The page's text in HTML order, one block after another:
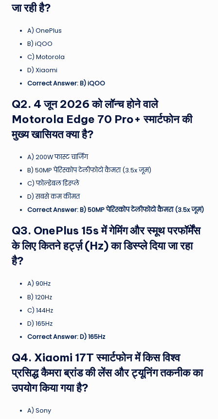
जा रही है?
A) OnePlus
B) iQOO
C) Motorola
D) Xiaomi
Correct Answer: B) iQOO
Q2. 4 जून 2026 को लॉन्च होने वाले
Motorola Edge 70 Pro+ स्मार्टफोन की
मुख्य खासियत क्या है?
A) 200W फास्ट चार्जिंग
B) 50MP पेरिस्कोप टेलीफोटो कैमरा (3.5x जूम)
C) फोल्डेबल डिस्प्ले
D) सबसे कम कीमत
Correct Answer: B) 50MP पेरिस्कोप टेलीफोटो कैमरा (3.5x जूम)
Q3. OnePlus 15s में गेमिंग और स्मूथ परफॉर्मेंस
के लिए कितने हर्ट्ज़ (Hz) का डिस्प्ले दिया जा रहा
है?
A) 90Hz
B) 120Hz
C) 144Hz
D) 165Hz
Correct Answer: D) 165Hz
Q4. Xiaomi 17T स्मार्टफोन में किस विश्व
प्रसिद्ध कैमरा ब्रांड की लेंस और ट्यूनिंग तकनीक का
उपयोग किया गया है?
A) Sony